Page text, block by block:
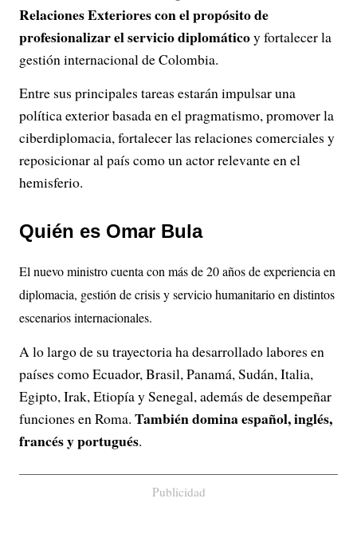
Relaciones Exteriores con el propósito de
profesionalizar el servicio diplomáticoy fortalecer la
gestión internacional de Colombia.
Entre sus principales tareas estarán impulsar una
política exterior basada en el pragmatismo, promover la
ciberdiplomacia, fortalecer las relaciones comerciales y
reposicionar al país como un actor relevante en el
hemisferio.
Quién es Omar Bula
El nuevo ministro cuenta con más de 20 años de experiencia en
diplomacia, gestión de crisis y servicio humanitario en distintos
escenarios internacionales.
A lo largo de su trayectoria ha desarrollado labores en
países como Ecuador, Brasil, Panamá, Sudán, Italia,
Egipto, Irak, Etiopía y Senegal, además de desempeñar
funciones en Roma. También domina español, inglés,
francés y portugués.
Publicidad